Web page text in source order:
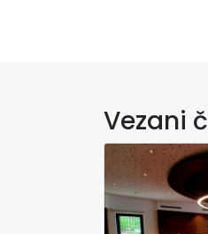
Vezani